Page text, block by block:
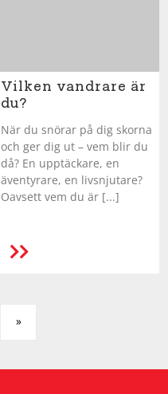
Vilken vandrare är
du?
När du snörar på dig skorna
och ger dig ut – vem blir du
då? En upptäckare, en
äventyrare, en livsnjutare?
Oavsett vem du är [...]
»